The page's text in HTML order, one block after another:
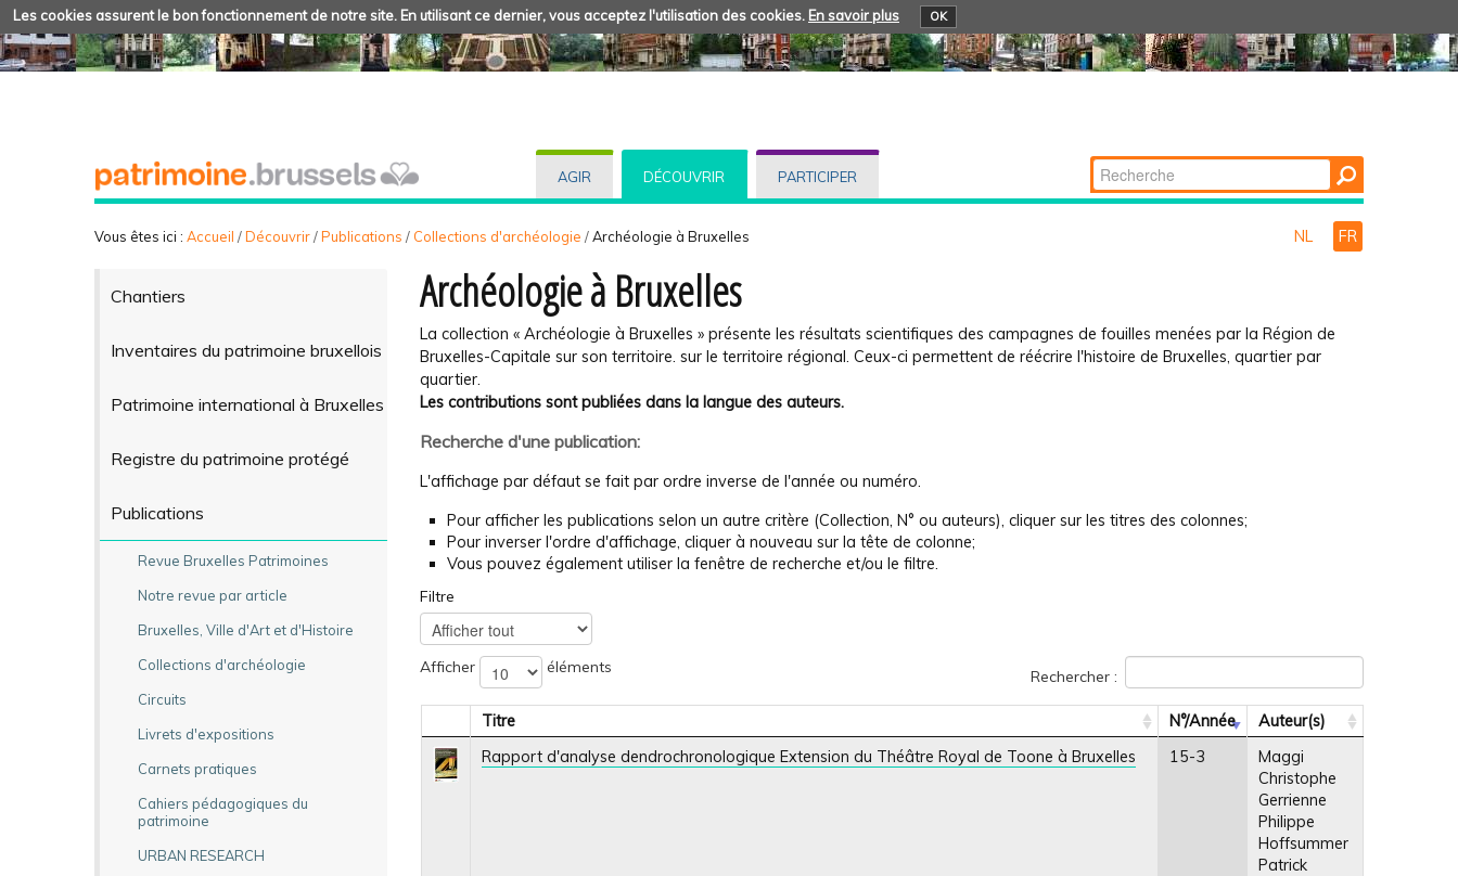
Les cookies assurent le bon fonctionnement de notre site. En utilisant ce dernier, vous acceptez l'utilisation des cookies. En savoir plus OK
AGIR DÉCOUVRIR PARTICIPER Chercher par
Recherche
Vous êtes ici : Accueil /Découvrir/Publications / Collections d'archéologie /Archéologie à Bruxelles NL FR
Chantiers
Inventaires du patrimoine bruxellois
Patrimoine international à Bruxelles
Registre du patrimoine protégé
Publications
Revue Bruxelles Patrimoines
Notre revue par article
Bruxelles, Ville d'Art et d'Histoire
Collections d'archéologie
Circuits
Livrets d'expositions
Carnets pratiques
Cahiers pédagogiques du
patrimoine
URBAN RESEARCH
Archéologie à Bruxelles
La collection « Archéologie à Bruxelles » présente les résultats scientifiques des campagnes de fouilles menées par la Région de
Bruxelles-Capitale sur son territoire. sur le territoire régional. Ceux-ci permettent de réécrire l'histoire de Bruxelles, quartier par
quartier.
Les contributions sont publiées dans la langue des auteurs.
Recherche d'une publication:
L'affichage par défaut se fait par ordre inverse de l'année ou numéro.
Pour afficher les publications selon un autre critère (Collection, N° ou auteurs), cliquer sur les titres des colonnes;
Pour inverser l'ordre d'affichage, cliquer à nouveau sur la tête de colonne;
Vous pouvez également utiliser la fenêtre de recherche et/ou le filtre.
Filtre
Afficher éléments Rechercher :
Titre N°/Année
Auteur(s)
Rapport d'analyse dendrochronologique Extension du Théâtre Royal de Toone à Bruxelles
15-3
Maggi
Christophe
Gerrienne
Philippe
Hoffsummer
Patrick